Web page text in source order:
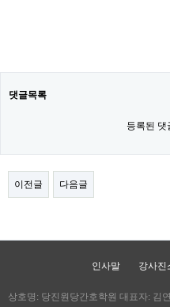
댓글목록
등록된 댓
이전글 다음글
인사말 강사진
상호명: 당진원당간호학원 대표자: 김